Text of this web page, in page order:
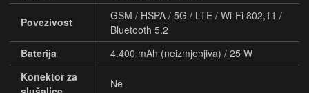
Povezivost
GSM / HSPA / 5G / LTE / Wi-Fi 802,11 /
Bluetooth 5.2
Baterija
4.400 mAh (neizmjenjiva) / 25 W
Konektor za
Ne